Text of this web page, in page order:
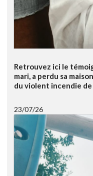
Retrouvez ici le
mari, a perdu sa
du violent incendie de
23/07/26